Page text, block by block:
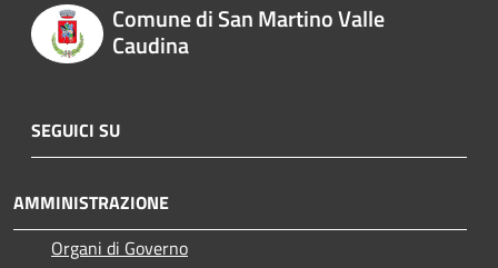
Comune di San Martino Valle
Caudina
SEGUICI SU
AMMINISTRAZIONE
Organi di Governo